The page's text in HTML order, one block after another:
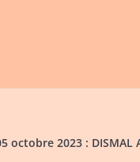
octobre 2023 : DISMAL